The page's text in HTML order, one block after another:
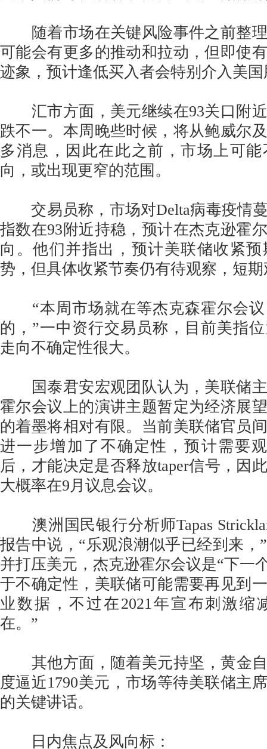
随着市场在关键风险事件之前整理
可能会有更多的推动和拉动，但即使
迹象，预计逢低买入者会特别介入美
汇市方面，美元继续在93关口附近
跌不一。本周晚些时候，将从鲍威尔
多消息，因此在此之前，市场上可
向，或出现更窄的范围。
交易员称，市场对Delta病毒疫情
指数在93附近持稳，预计在杰克逊霍
向。他们并指出，预计美联储收紧
势，但具体收紧节奏仍有待观察，短
“本周市场就在等杰克森霍尔会议
的，”一中资行交易员称，目前美指
走向不确定性很大。
国泰君安宏观团队认为，美联储主
霍尔会议上的演讲主题暂定为经济展
的着墨将相对有限。当前美联储官员
进一步增加了不确定性，预计需要
后，才能决定是否释放taper信号，因
大概率在9月议息会议。
澳洲国民银行分析师Tapas
报告中说，“乐观浪潮似乎已经到来，
并打压美元，杰克逊霍尔会议是“下一
于不确定性，美联储可能需要再见到
业数据，不过在2021年宣布刺激缩
在。”
其他方面，随着美元持坚，黄金自
度逼近1790美元，市场等待美联储主
的关键讲话。
日内焦点及风向标：